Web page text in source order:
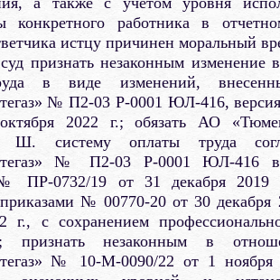
конкретного работника в
истцу причинен моральный
признать незаконным
в виде изменений,
№ П2-03 Р-0001 ЮЛ-416,
2022 г.; обязать АО
Ш. систему оплаты труда
№ П2-03 Р-0001 ЮЛ-416
ПР-0732/19 от 31 декабря 2019
№ 00770-20 от 30
г., с сохранением
признать незаконным в
№ 10-М-0090/22 от 1